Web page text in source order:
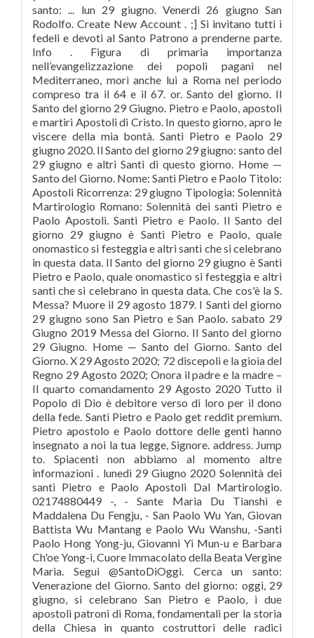
santo: ... lun 29 giugno. Venerdì 26 giugno San
Rodolfo. Create New Account . ;] Si invitano tutti i
fedeli e devoti al Santo Patrono a prenderne parte.
Info . Figura di primaria importanza
nell’evangelizzazione dei popoli pagani nel
Mediterraneo, morì anche lui a Roma nel periodo
compreso tra il 64 e il 67. or. Santo del giorno. Il
Santo del giorno 29 Giugno. Pietro e Paolo, apostoli
e martiri Apostoli di Cristo. In questo giorno, apro le
viscere della mia bontà. Santi Pietro e Paolo 29
giugno 2020. Il Santo del giorno 29 giugno: santo del
29 giugno e altri Santi di questo giorno. Home —
Santo del Giorno. Nome: Santi Pietro e Paolo Titolo:
Apostoli Ricorrenza: 29 giugno Tipologia: Solennità
Martirologio Romano: Solennità dei santi Pietro e
Paolo Apostoli. Santi Pietro e Paolo. Il Santo del
giorno 29 giugno è Santi Pietro e Paolo, quale
onomastico si festeggia e altri santi che si celebrano
in questa data. Il Santo del giorno 29 giugno è Santi
Pietro e Paolo, quale onomastico si festeggia e altri
santi che si celebrano in questa data. Che cos'è la S.
Messa? Muore il 29 agosto 1879. I Santi del giorno
29 giugno sono San Pietro e San Paolo. sabato 29
Giugno 2019 Messa del Giorno. Il Santo del giorno
29 Giugno. Home — Santo del Giorno. Santo del
Giorno. X 29 Agosto 2020; 72 discepoli e la gioia del
Regno 29 Agosto 2020; Onora il padre e la madre –
Il quarto comandamento 29 Agosto 2020 Tutto il
Popolo di Dio è debitore verso di loro per il dono
della fede. Santi Pietro e Paolo get reddit premium.
Pietro apostolo e Paolo dottore delle genti hanno
insegnato a noi la tua legge, Signore. address. Jump
to. Spiacenti non abbiamo al momento altre
informazioni . lunedì 29 Giugno 2020 Solennità dei
santi Pietro e Paolo Apostoli Dal Martirologio.
02174880449 -, - Sante Maria Du Tianshi e
Maddalena Du Fengju, - San Paolo Wu Yan, Giovan
Battista Wu Mantang e Paolo Wu Wanshu, -Santi
Paolo Hong Yong-ju, Giovanni Yi Mun-u e Barbara
Ch'oe Yong-i, Cuore Immacolato della Beata Vergine
Maria. Segui @SantoDiOggi. Cerca un santo:
Venerazione del Giorno. Santo del giorno: oggi, 29
giugno, si celebrano San Pietro e Paolo, i due
apostoli patroni di Roma, fondamentali per la storia
della Chiesa in quanto costruttori delle radici